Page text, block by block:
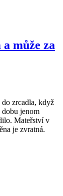
a může za
do zrcadla, když
dobu jenom
Mateřství v
je zvratná.